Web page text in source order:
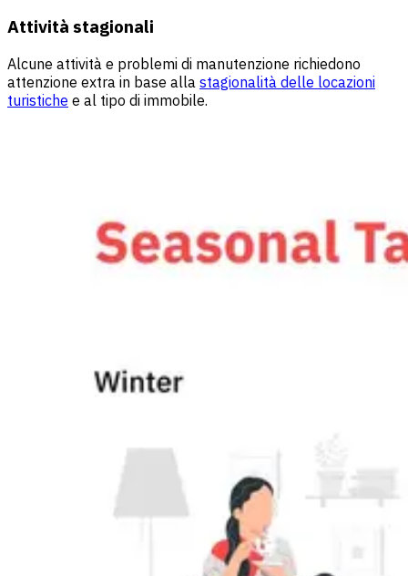
Attività stagionali
Alcune attività e problemi di manutenzione richiedono
attenzione extra in base alla stagionalità delle locazioni
turistiche e al tipo di immobile.